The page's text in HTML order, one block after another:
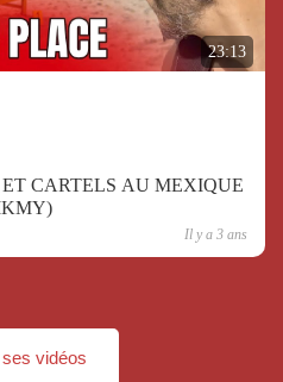
23:13
CARTELS AU MEXIQUE
Il y a 3 ans
vidéos